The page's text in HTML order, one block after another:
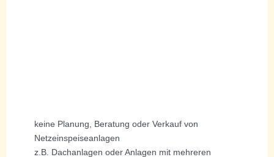
keine Planung, Beratung oder Verkauf von
Netzeinspeiseanlagen
z.B. Dachanlagen oder Anlagen mit mehreren